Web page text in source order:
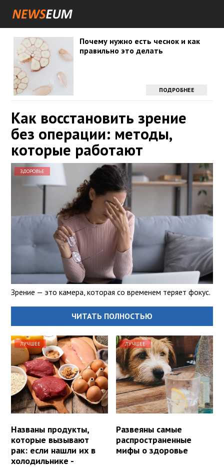
Почему нужно есть чеснок и как
правильно это делать
ПОДРОБНЕЕ
Как восстановить зрение
без операции: методы,
которые работают
ЗДОРОВЬЕ
Зрение — это камера, которая со временем теряет фокус.
ЧИТАТЬ ПОЛНОСТЬЮ
ЛУЧШЕЕ
Названы продукты,
которые вызывают
рак: если нашли их в
холодильнике -
ЛУЧШЕЕ
Развеяны самые
распространенные
мифы о здоровье